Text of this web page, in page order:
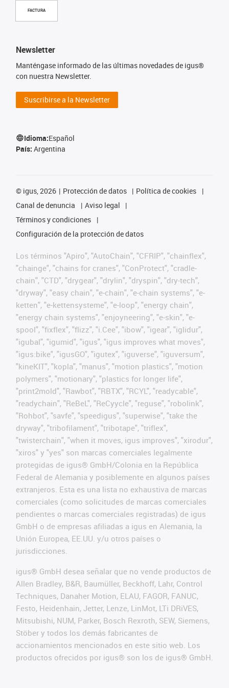
FACTURA
Newsletter
Manténgase informado de las últimas novedades de igus®
con nuestra Newsletter.
Suscribirse a la Newsletter
Idioma:Español
País: Argentina
© igus, 2026 Protección de datos
Política de cookies
Canal de denuncia
Aviso legal
Términos y condiciones
Configuración de la protección de datos
Los términos "Apiro", "AutoChain", "CFRIP", "chainflex",
"chainge", "chains for cranes", "ConProtect", "cradle-
chain", "CTD", "drygear", "drylin", "dryspin", "dry-tech",
"dryway", "easy chain", "e-chain", "e-chain systems", "e-
ketten", "e-kettensysteme", "e-loop", "energy chain",
"energy chain systems", "enjoyneering", "e-skin", "e-
spool", "fixflex", "flizz", "i.Cee", "ibow", "igear", "iglidur",
"igubal", "igumid", "igus", "igus improves what moves",
"igus:bike", "igusGO", "igutex", "iguverse", "iguversum",
"kineKIT", "kopla", "manus", "motion plastics", "motion
polymers", "motionary", "plastics for longer life",
"print2mold", "Rawbot", "RBTX", "RCYL", "readycable",
"readychain", "ReBeL", "ReCyycle", "reguse", "robolink",
"Rohbot", "savfe", "speedigus", "superwise", "take the
dryway", "tribofilament", "tribotape", "triflex",
"twisterchain", "when it moves, igus improves", "xirodur",
"xiros" y "yes" son marcas comerciales legalmente
protegidas de igus® GmbH/Colonia en la República
Federal de Alemania y posiblemente en algunos países
extranjeros. Esta es una lista no exhaustiva de marcas
comerciales (como solicitudes de marcas comerciales
pendientes o marcas comerciales registradas) de igus
GmbH o de empresas afiliadas a igus en Alemania, la
Unión Europea, EE.UU. y/u otros países o
jurisdicciones.
igus® GmbH desea señalar que no vende productos de
Allen Bradley, B&R, Baumüller, Beckhoff, Lahr, Control
Techniques, Danaher Motion, ELAU, FAGOR, FANUC,
Festo, Heidenhain, Jetter, Lenze, LinMot, LTi DRiVES,
Mitsubishi, NUM, Parker, Bosch Rexroth, SEW, Siemens,
Stöber y todos los demás fabricantes de
accionamientos mencionados en este sitio web. Los
productos ofrecidos por igus® son los de igus® GmbH.